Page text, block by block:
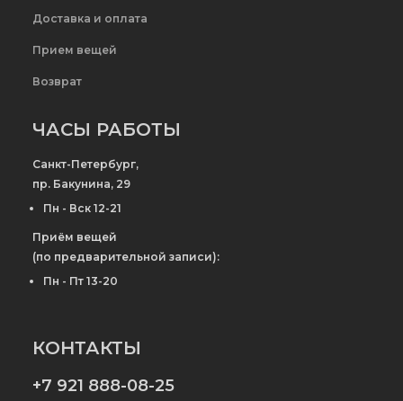
Доставка и оплата
Прием вещей
Возврат
ЧАСЫ РАБОТЫ
Санкт-Петербург,
пр. Бакунина, 29
Пн - Вск 12-21
Приём вещей
(по предварительной записи):
Пн - Пт 13-20
КОНТАКТЫ
+7 921 888-08-25